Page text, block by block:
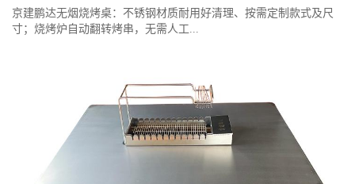
京建鹏达无烟烧烤桌：不锈钢材质耐用好清理、按需定制款式及尺
寸；烧烤炉自动翻转烤串，无需人工...